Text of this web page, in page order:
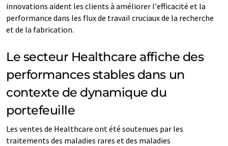
innovations aident les clients à améliorer l'efficacité et la
performance dans les flux de travail cruciaux de la recherche
et de la fabrication.
Le secteur Healthcare affiche des
performances stables dans un
contexte de dynamique du
portefeuille
Les ventes de Healthcare ont été soutenues par les
traitements des maladies rares et des maladies